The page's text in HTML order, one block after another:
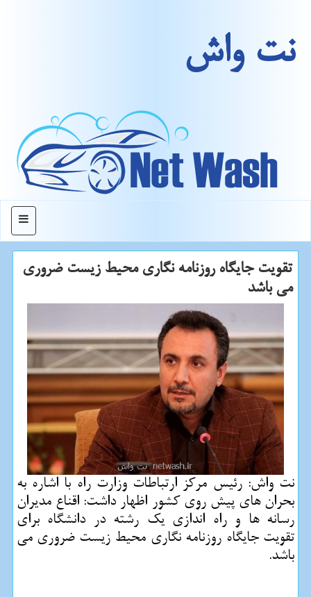
نت واش
منو
تقویت جایگاه روزنامه نگاری محیط زیست ضروری
می باشد
نت واش: رئیس مركز ارتباطات وزارت راه با اشاره به
بحران های پیش روی كشور اظهار داشت: اقناع مدیران
رسانه ها و راه اندازی یك رشته در دانشگاه برای
تقویت جایگاه روزنامه نگاری محیط زیست ضروری می
باشد.